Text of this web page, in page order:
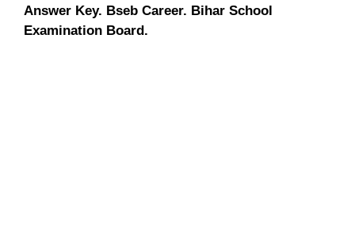
Answer Key. Bseb Career. Bihar School
Examination Board.